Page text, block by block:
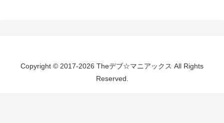
Copyright © 2017-2026 Theデブ☆マニアックス All Rights
Reserved.